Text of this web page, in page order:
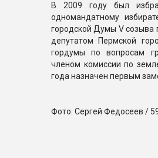
В 2009 году был
одномандатному
городской Думы V созыва
депутатом Пермской
гордумы по вопросам
членом комиссии по
года назначен первым
Фото: Сергей Федосеев /